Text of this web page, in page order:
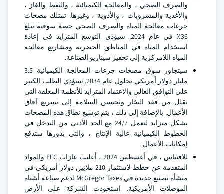
والصرف الصحي ، والمعالجة الكيميائية ، والنفط والغاز ،
والأغذية والمشروبات ، والأدوية ، وغيرها. تمتلك مضخات
جرعات معالجة المياه والصرف الصحي حصة سوقية تبلغ
36٪ في عام 2024. سيؤدي التوسع المتزايد في إعادة
استخدام المياه في المناطق الحضرية ومشاريع معالجة
المياه اللامركزية إلى تحفيز سيناريو الصناعة.
سيتجاوز سوق مضخات جرعات المعالجة الكيميائية 3.5
مليار دولار أمريكي بحلول عام 2034. سيؤدي الطلب الكبير
على التوافق العالي والاعتماد المتزايد للأنظمة المغلقة التي
تقلل من فقد البخار وتحسين السلامة إلى تسريع آفاق
الأعمال. بالإضافة إلى ذلك ، يتم توسيع نطاق هذه المضخات
بشكل متزايد لتعمل 24/7 مع الحد الأدنى من التدخل في
الخطوط الكيميائية عالية الإنتاج ، والتي بدورها ستدفع
إمكانات الأعمال.
للاقتباس ، في أغسطس 2024 ، أعلنت غازات EFC والمواد
المتقدمة عن خطط لاستثمار 210 ملايين دولار أمريكي في
منشأة تصنيع جديدة في McGregor Taxes لدعم صناعة أشباه
الموصلات الأمريكية. استحوذت الشركة على الأرض